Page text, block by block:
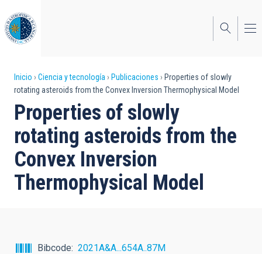
al
contenido
principal
Sobrescribir
enlaces
de
ayuda
a
la
Inicio Ciencia y tecnología Publicaciones
Properties of slowly
rotating asteroids from the Convex Inversion Thermophysical Model
Properties of slowly
rotating asteroids from the
Convex Inversion
Thermophysical Model
Bibcode
2021A&A...654A..87M